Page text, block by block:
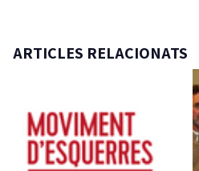
ARTICLES RELACIONATS